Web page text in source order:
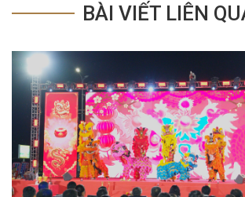
BÀI VIẾT LIÊN